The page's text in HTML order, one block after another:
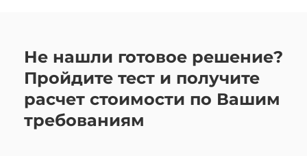
Не нашли готовое решение?
Пройдите тест и получите
расчет стоимости по Вашим
требованиям